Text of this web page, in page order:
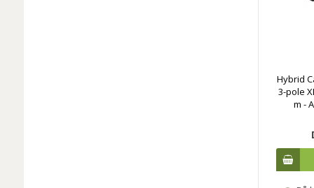
Hybrid
3-pole
m -